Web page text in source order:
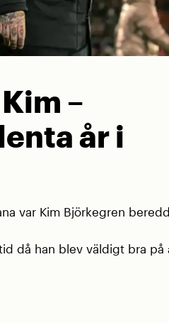
–
år i
var Kim Björkegren
då han blev väldigt bra på